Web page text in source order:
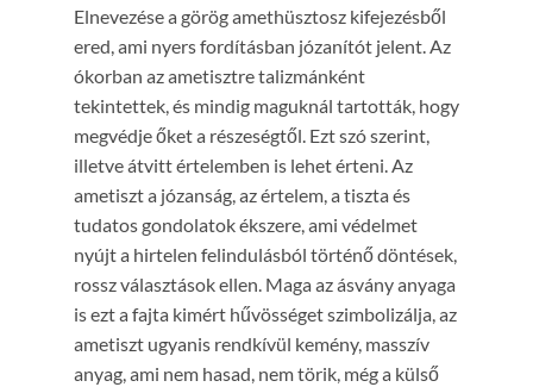
Elnevezése a görög amethüsztosz kifejezésből
ered, ami nyers fordításban józanítót jelent. Az
ókorban az ametisztre talizmánként
tekintettek, és mindig maguknál tartották, hogy
megvédje őket a részeségtől. Ezt szó szerint,
illetve átvitt értelemben is lehet érteni. Az
ametiszt a józanság, az értelem, a tiszta és
tudatos gondolatok ékszere, ami védelmet
nyújt a hirtelen felindulásból történő döntések,
rossz választások ellen. Maga az ásvány anyaga
is ezt a fajta kimért hűvösséget szimbolizálja, az
ametiszt ugyanis rendkívül kemény, masszív
anyag, ami nem hasad, nem törik, még a külső